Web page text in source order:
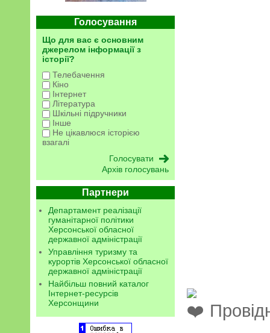
Голосування
Що для вас є основним
джерелом інформації з
історії?
Телебачення
Кіно
Інтернет
Література
Шкільні підручники
Інше
Не цікавлюся історією
взагалі
Архів голосувань
Партнери
Департамент реалізації
гуманітарної політики
Херсонської обласної
державної адміністрації
Управління туризму та
курортів Херсонської обласної
державної адміністрації
Найбільш повний каталог
Інтернет-ресурсів
Херсонщини